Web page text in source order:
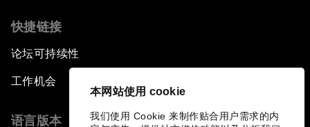
本网站使用 cookie
我们使用 Cookie 来制作贴合用户需求的内
快捷链接
论坛可持续性
工作机会
语言版本